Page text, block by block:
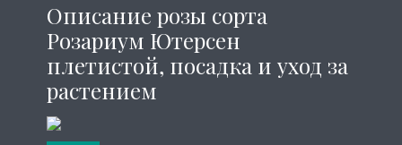
Описание розы сорта
Розариум Ютерсен
плетистой, посадка и уход за
растением